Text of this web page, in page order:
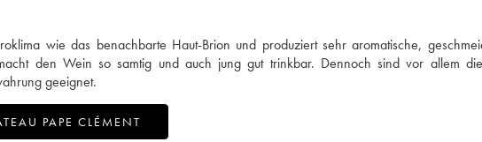
wie das benachbarte Haut-Brion und produziert sehr aromatische,
den Wein so samtig und auch jung gut trinkbar. Dennoch sind vor allem
geeignet.
PAPE CLÉMENT